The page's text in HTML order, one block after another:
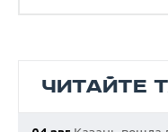
ЧИТАЙТЕ